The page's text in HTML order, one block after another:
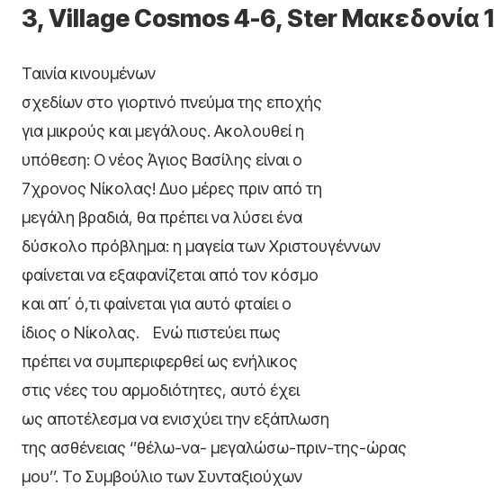
3, Village Cosmos 4-6, Ster Μακεδονία 1
Ταινία κινουμένων
σχεδίων στο γιορτινό πνεύμα της εποχής
για μικρούς και μεγάλους. Ακολουθεί η
υπόθεση: Ο νέος Άγιος Βασίλης είναι o
7χρονος Νίκολας! Δυο μέρες πριν από τη
μεγάλη βραδιά, θα πρέπει να λύσει ένα
δύσκολο πρόβλημα: η μαγεία των Χριστουγέννων
φαίνεται να εξαφανίζεται από τον κόσμο
και απ΄ ό,τι φαίνεται για αυτό φταίει ο
ίδιος ο Νίκολας. Ενώ πιστεύει πως
πρέπει να συμπεριφερθεί ως ενήλικος
στις νέες του αρμοδιότητες, αυτό έχει
ως αποτέλεσμα να ενισχύει την εξάπλωση
της ασθένειας ‘’θέλω-να- μεγαλώσω-πριν-της-ώρας
μου’’. Το Συμβούλιο των Συνταξιούχων